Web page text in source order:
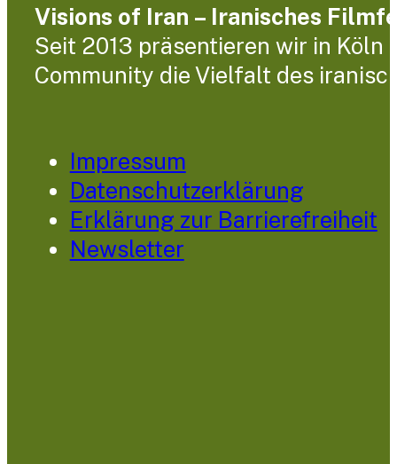
Visions of Iran – Iranisches
Seit 2013 präsentieren wir in Köln
Community die Vielfalt des
Impressum
Datenschutzerklärung
Erklärung zur Barrierefreiheit
Newsletter